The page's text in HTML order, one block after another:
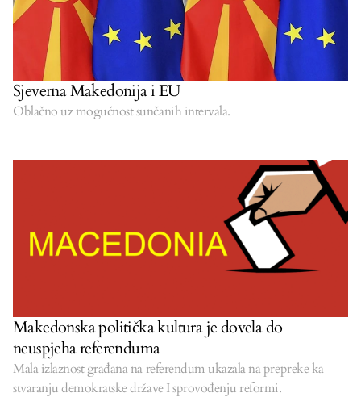
Sjeverna Makedonija i EU
Oblačno uz mogućnost sunčanih intervala.
Makedonska politička kultura je dovela do
neuspjeha referenduma
Mala izlaznost građana na referendum ukazala na prepreke ka
stvaranju demokratske države I sprovođenju reformi.